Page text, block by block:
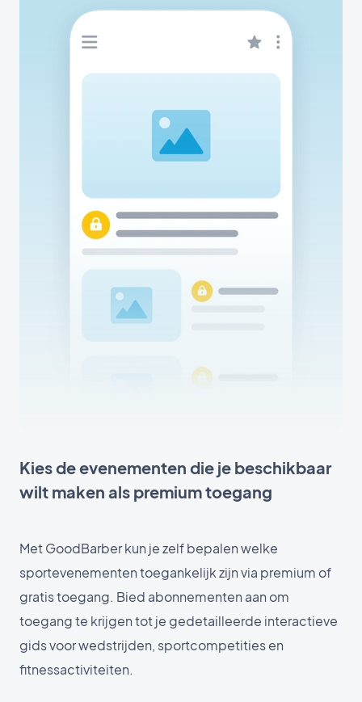
Kies de evenementen die je beschikbaar
wilt maken als premium toegang
Met GoodBarber kun je zelf bepalen welke
sportevenementen toegankelijk zijn via premium of
gratis toegang. Bied abonnementen aan om
toegang te krijgen tot je gedetailleerde interactieve
gids voor wedstrijden, sportcompetities en
fitnessactiviteiten.